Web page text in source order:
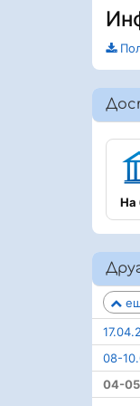
На
08-
04-